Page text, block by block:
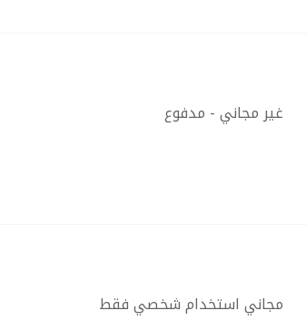
غير مجاني - مدفوع
مجاني استخدام شخصي فقط